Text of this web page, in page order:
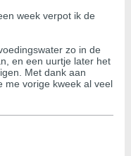
week verpot ik de
zo in de
en een uurtje later het
Met dank aan
me vorige kweek al veel